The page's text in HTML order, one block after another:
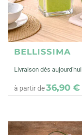
BELLISSIMA
Livraison dès aujourd'hui
à partir de36,90 €